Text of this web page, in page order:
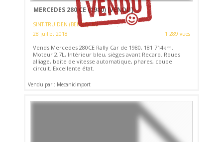
MERCEDES 280 CE (1980)[VENDU]
SINT-TRUIDEN (BELGIQUE)
28 juillet 2018
1 289 vues
Vends Mercedes 280CE Rally Car de 1980, 181 714km.
Moteur 2,7L, Intérieur bleu, sièges avant Recaro. Roues
alliage, boite de vitesse automatique, phares, coupe
circuit. Excellente état.
Vendu par : Mecanicimport